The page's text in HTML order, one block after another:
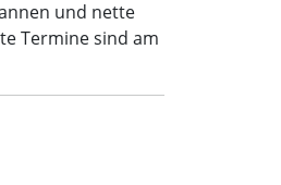
und nette
Termine sind am